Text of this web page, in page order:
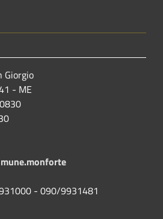
Giorgio
- ME
- 090/9931481